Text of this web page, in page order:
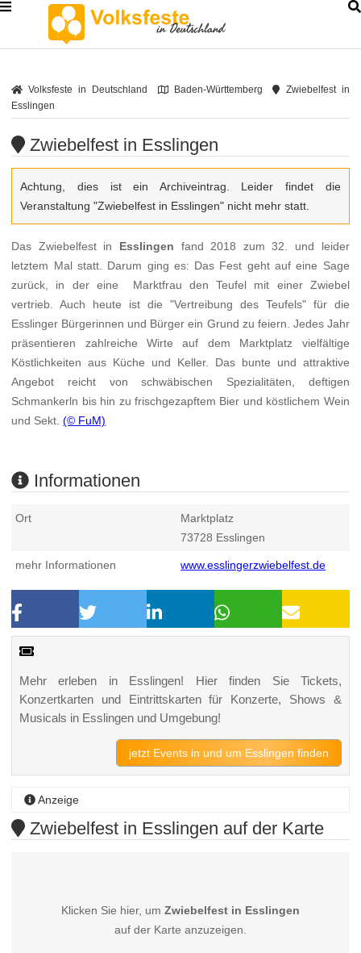
Volksfeste in Deutschland Baden-Württemberg
Zwiebelfest in
Esslingen
Zwiebelfest in Esslingen
Achtung, dies ist ein Archiveintrag. Leider findet die
Veranstaltung "Zwiebelfest in Esslingen" nicht mehr statt.
Das Zwiebelfest in Esslingen fand 2018 zum 32. und leider
letztem Mal statt. Darum ging es: Das Fest geht auf eine Sage
zurück, in der eine Marktfrau den Teufel mit einer Zwiebel
vertrieb. Auch heute ist die "Vertreibung des Teufels" für die
Esslinger Bürgerinnen und Bürger ein Grund zu feiern. Jedes Jahr
präsentieren zahlreiche Wirte auf dem Marktplatz vielfältige
Köstlichkeiten aus Küche und Keller. Das bunte und attraktive
Angebot reicht von schwäbischen Spezialitäten, deftigen
Schmankerln bis hin zu frischgezapftem Bier und köstlichem Wein
und Sekt.(© FuM)
Informationen
Ort
Marktplatz
73728 Esslingen
mehr Informationen www.esslingerzwiebelfest.de
Mehr erleben in Esslingen! Hier finden Sie Tickets,
Konzertkarten und Eintrittskarten für Konzerte, Shows &
Musicals in Esslingen und Umgebung!
jetzt Events in und um Esslingen finden
Anzeige
Zwiebelfest in Esslingen auf der Karte
Klicken Sie hier, um Zwiebelfest in Esslingen
auf der Karte anzuzeigen.